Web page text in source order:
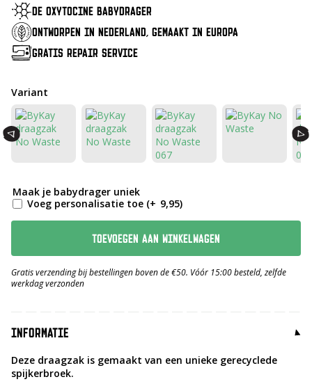
€ 239,-.
€ 199,-.
DE OXYTOCINE BABYDRAGER
ONTWORPEN IN NEDERLAND, GEMAAKT IN EUROPA
GRATIS REPAIR SERVICE
Variant
Maak je babydrager uniek
Voeg personalisatie toe (+ 9,95)
TOEVOEGEN AAN WINKELWAGEN
Gratis verzending bij bestellingen boven de €50. Vóór 15:00 besteld, zelfde
werkdag verzonden
INFORMATIE
Deze draagzak is gemaakt van een unieke gerecyclede
spijkerbroek.